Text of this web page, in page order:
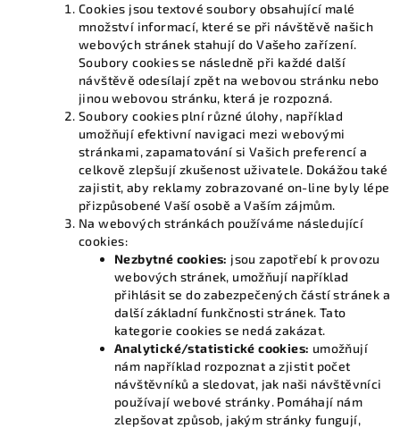
Cookies jsou textové soubory obsahující malé
množství informací, které se při návštěvě našich
webových stránek stahují do Vašeho zařízení.
Soubory cookies se následně při každé další
návštěvě odesílají zpět na webovou stránku nebo
jinou webovou stránku, která je rozpozná.
Soubory cookies plní různé úlohy, například
umožňují efektivní navigaci mezi webovými
stránkami, zapamatování si Vašich preferencí a
celkově zlepšují zkušenost uživatele. Dokážou také
zajistit, aby reklamy zobrazované on-line byly lépe
přizpůsobené Vaší osobě a Vaším zájmům.
Na webových stránkách používáme následující
cookies:
Nezbytné cookies: jsou zapotřebí k provozu
webových stránek, umožňují například
přihlásit se do zabezpečených částí stránek a
další základní funkčnosti stránek. Tato
kategorie cookies se nedá zakázat.
Analytické/statistické cookies: umožňují
nám například rozpoznat a zjistit počet
návštěvníků a sledovat, jak naši návštěvníci
používají webové stránky. Pomáhají nám
zlepšovat způsob, jakým stránky fungují,